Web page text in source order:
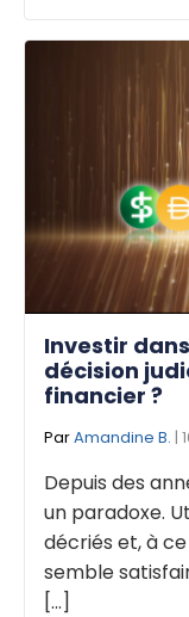
Investir
décision
financier ?
ParAmandine B. |
Depuis des
un paradoxe.
décriés et, à
semble
[...]